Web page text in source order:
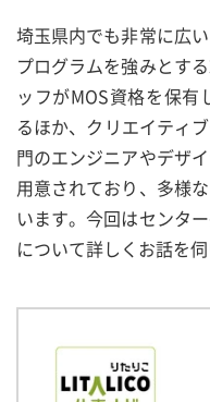
埼玉県内でも非常に広
プログラムを強みとす
ッフがMOS資格を保
るほか、クリエイティ
門のエンジニアやデザ
用意されており、多様
います。今回はセンタ
について詳しくお話を伺